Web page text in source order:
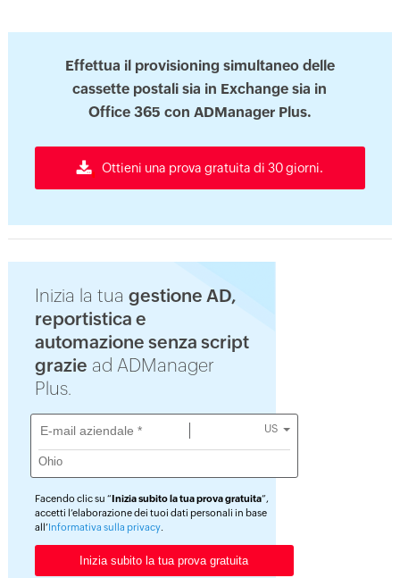
Effettua il provisioning simultaneo delle
cassette postali sia in Exchange sia in
Office 365 con ADManager Plus.
Ottieni una prova gratuita di 30 giorni.
Inizia la tua gestione AD,
reportistica e
automazione senza script
grazie ad ADManager
Plus.
US
Facendo clic su “Inizia subito la tua prova gratuita”,
accetti l’elaborazione dei tuoi dati personali in base
all’Informativa sulla privacy.